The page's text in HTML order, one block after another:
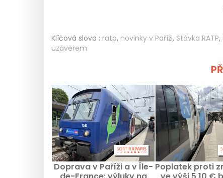
Klíčová slova : ratp, novinky v Paříži, Stávka RATP,
uzávěrem
Doprava v Paříži a v Île- Poplatek proti